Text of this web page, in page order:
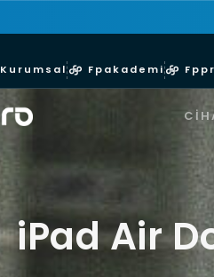
Kurumsal Fpakademi
iPad Air